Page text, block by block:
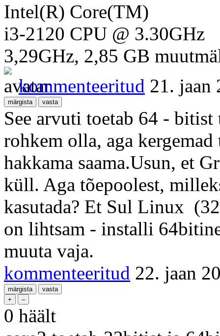
Intel(R) Core(TM)
i3-2120 CPU @ 3.30GHz
3,29GHz, 2,85 GB
kommenteeritud 21. jaan
See arvuti toetab 64 -
rohkem olla, aga
hakkama saama.Usun, et
küll. Aga tõepoolest,
kasutada? Et Sul Linux
on lihtsam - installi
muuta vaja.
kommenteeritud 22. jaan
0 häält